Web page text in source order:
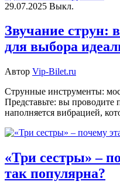
29.07.2025 Выкл.
Звучание струн:
для выбора
Автор Vip-Bilet.ru
Струнные инструменты:
Представьте: вы проводите
наполняется вибрацией,
«Три сестры» –
так популярна?